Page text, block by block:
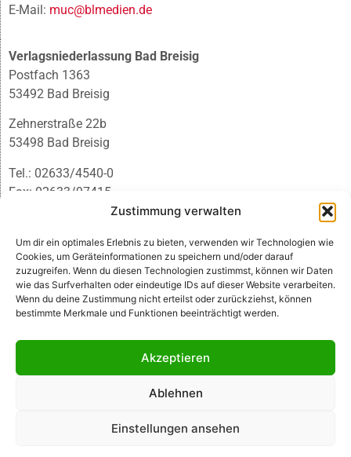
Zustimmung verwalten
Um dir ein optimales Erlebnis zu bieten, verwenden wir Technologien wie
Cookies, um Geräteinformationen zu speichern und/oder darauf
zuzugreifen. Wenn du diesen Technologien zustimmst, können wir Daten
wie das Surfverhalten oder eindeutige IDs auf dieser Website verarbeiten.
Wenn du deine Zustimmung nicht erteilst oder zurückziehst, können
bestimmte Merkmale und Funktionen beeinträchtigt werden.
Akzeptieren
Ablehnen
Einstellungen ansehen
E-Mail: muc@blmedien.de
Verlagsniederlassung Bad Breisig
Postfach 1363
53492 Bad Breisig
Zehnerstraße 22b
53498 Bad Breisig
Tel.: 02633/4540-0
Fax: 02633/97415
infobb@blmedien.de